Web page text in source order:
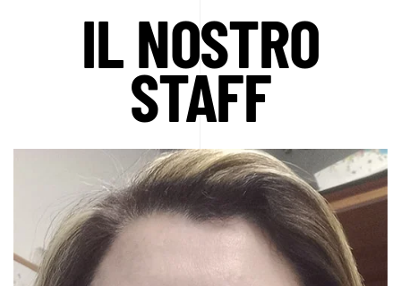
IL NOSTRO
STAFF